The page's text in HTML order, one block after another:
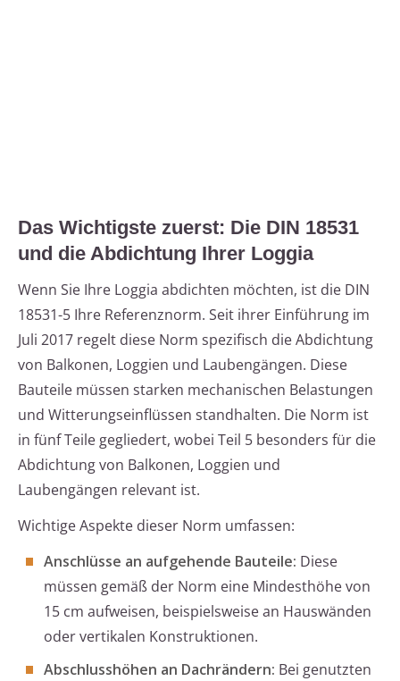
Das Wichtigste zuerst: Die DIN 18531
und die Abdichtung Ihrer Loggia
Wenn Sie Ihre Loggia abdichten möchten, ist die DIN
18531-5 Ihre Referenznorm. Seit ihrer Einführung im
Juli 2017 regelt diese Norm spezifisch die Abdichtung
von Balkonen, Loggien und Laubengängen. Diese
Bauteile müssen starken mechanischen Belastungen
und Witterungseinflüssen standhalten. Die Norm ist
in fünf Teile gegliedert, wobei Teil 5 besonders für die
Abdichtung von Balkonen, Loggien und
Laubengängen relevant ist.
Wichtige Aspekte dieser Norm umfassen:
Anschlüsse an aufgehende Bauteile: Diese
müssen gemäß der Norm eine Mindesthöhe von
15 cm aufweisen, beispielsweise an Hauswänden
oder vertikalen Konstruktionen.
Abschlusshöhen an Dachrändern: Bei genutzten